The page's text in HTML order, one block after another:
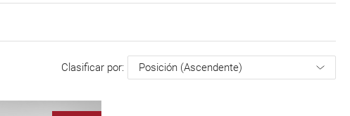
Clasificar por